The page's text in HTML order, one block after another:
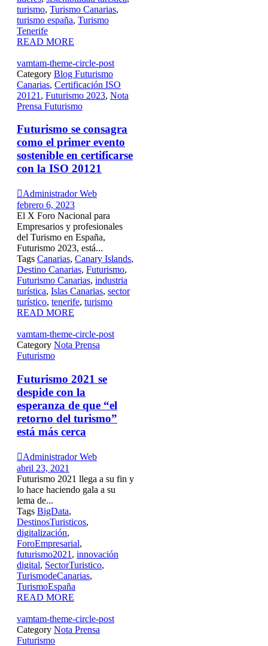
turismo, Turismo Canarias,
turismo españa, Turismo
Tenerife
READ MORE
vamtam-theme-circle-post
Category Blog Futurismo
Canarias, Certificación ISO
20121 , Futurismo 2023, Nota
Prensa Futurismo
Futurismo se consagra
como el primer evento
sostenible en certificarse
con la ISO 20121
Administrador Web
febrero 6, 2023
El X Foro Nacional para
Empresarios y profesionales
del Turismo en España,
Futurismo 2023, está...
Tags Canarias, Canary Islands,
Destino Canarias, Futurismo,
Futurismo Canarias, industria
turística, Islas Canarias, sector
turístico, tenerife, turismo
READ MORE
vamtam-theme-circle-post
Category Nota Prensa
Futurismo
Futurismo 2021 se
despide con la
esperanza de que “el
retorno del turismo”
está más cerca
Administrador Web
abril 23, 2021
Futurismo 2021 llega a su fin y
lo hace haciendo gala a su
lema de...
Tags BigData,
DestinosTuristicos,
digitalización,
ForoEmpresarial,
futurismo2021 , innovación
digital, SectorTuristico,
TurismodeCanarias,
TurismoEspaña
READ MORE
vamtam-theme-circle-post
Category Nota Prensa
Futurismo